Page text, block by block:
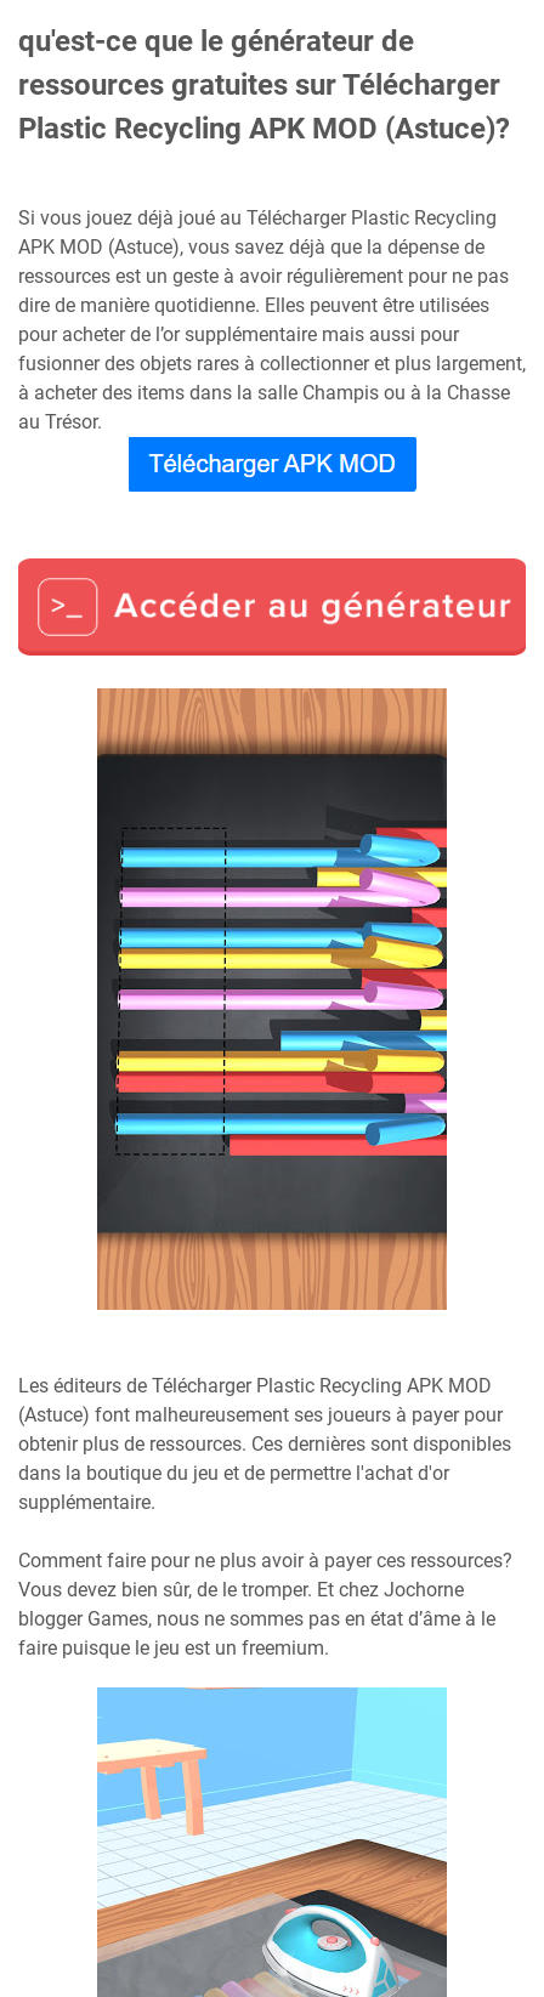
qu'est-ce que le générateur de
ressources gratuites sur Télécharger
Plastic Recycling APK MOD (Astuce)?
Si vous jouez déjà joué au Télécharger Plastic Recycling
APK MOD (Astuce), vous savez déjà que la dépense de
ressources est un geste à avoir régulièrement pour ne pas
dire de manière quotidienne. Elles peuvent être utilisées
pour acheter de l’or supplémentaire mais aussi pour
fusionner des objets rares à collectionner et plus largement,
à acheter des items dans la salle Champis ou à la Chasse
au Trésor.
Les éditeurs de Télécharger Plastic Recycling APK MOD
(Astuce) font malheureusement ses joueurs à payer pour
obtenir plus de ressources. Ces dernières sont disponibles
dans la boutique du jeu et de permettre l'achat d'or
supplémentaire.
Comment faire pour ne plus avoir à payer ces ressources?
Vous devez bien sûr, de le tromper. Et chez Jochorne
blogger Games, nous ne sommes pas en état d’âme à le
faire puisque le jeu est un freemium.